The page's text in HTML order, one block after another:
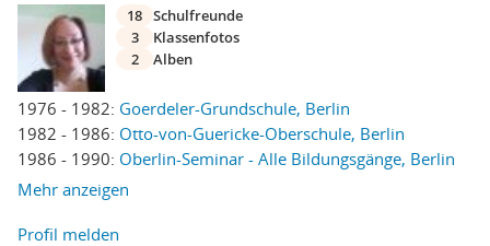
1976 - 1982: Goerdeler-Grundschule, Berlin
1982 - 1986: Otto-von-Guericke-Oberschule, Berlin
1986 - 1990: Oberlin-Seminar - Alle Bildungsgänge, Berlin
Mehr anzeigen
18 Schulfreunde
3
Klassenfotos
2
Alben
Profil melden